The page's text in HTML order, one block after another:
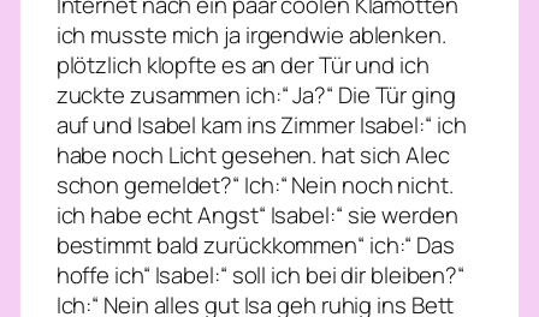
ich musste mich ja irgendwie ablenken.
plötzlich klopfte es an der Tür und ich
zuckte zusammen ich:“ Ja?“ Die Tür ging
auf und Isabel kam ins Zimmer Isabel:“ ich
habe noch Licht gesehen. hat sich Alec
schon gemeldet?“ Ich:“ Nein noch nicht.
ich habe echt Angst“ Isabel:“ sie werden
bestimmt bald zurückkommen“ ich:“ Das
hoffe ich“ Isabel:“ soll ich bei dir bleiben?“
Ich:“ Nein alles gut Isa geh ruhig ins Bett